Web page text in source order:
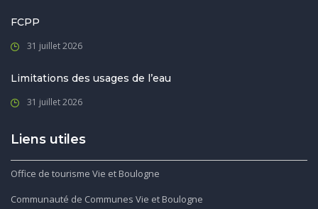
FCPP
31 juillet 2026
Limitations des usages de l’eau
31 juillet 2026
Liens utiles
Office de tourisme Vie et Boulogne
Communauté de Communes Vie et Boulogne